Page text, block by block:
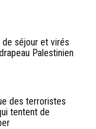
séjour et virés
Palestinien
des terroristes
tentent de